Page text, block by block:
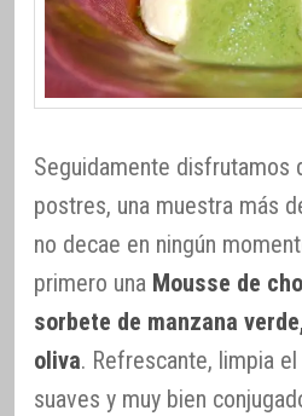
Seguidamente disfrutamos
postres, una muestra más
no decae en ningún
primero una Mousse de
sorbete de manzana
oliva. Refrescante, limpia
suaves y muy bien